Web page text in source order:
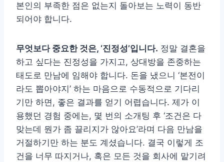
본인의 부족한 점은 없는지 돌아보는 노력이 동반
되어야 합니다.
무엇보다 중요한 것은, ‘진정성’입니다. 정말 결혼을
하고 싶다는 진정성을 가지고, 상대방을 존중하는
태도로 만남에 임해야 합니다. 돈을 냈으니 ‘본전이
라도 뽑아야지’ 하는 마음으로 수동적으로 기다리
기만 하면, 좋은 결과를 얻기 어렵습니다. 제가 이
용했던 경험 중에는, 몇 번의 소개팅 후 ‘조건은 다
맞는데 뭔가 좀 끌리지가 않아요’라며 다음 만남을
거절하기만 하는 분도 계셨습니다. 결국 이렇게 조
건을 너무 따지거나, 혹은 모든 것을 회사에 맡기려